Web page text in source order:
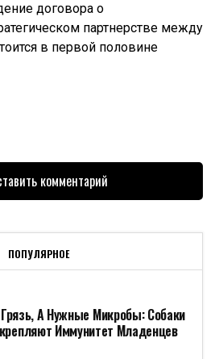
договора о
партнерстве между
в первой половине
комментарий
ПОПУЛЯРНОЕ
А Нужные Микробы: Собаки
Иммунитет Младенцев